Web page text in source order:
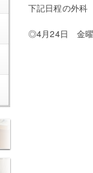
下記日程の外科
◎4月24日 金